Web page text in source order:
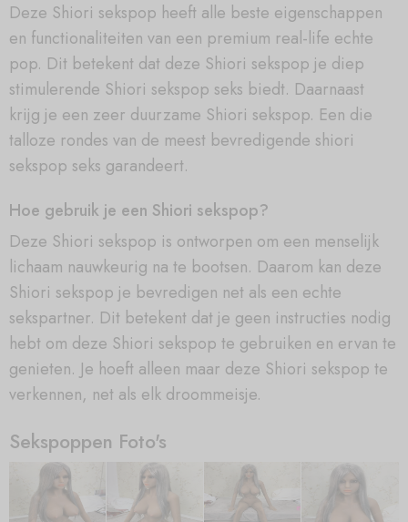
Deze Shiori sekspop heeft alle beste eigenschappen
en functionaliteiten van een premium real-life echte
pop. Dit betekent dat deze Shiori sekspop je diep
stimulerende Shiori sekspop seks biedt. Daarnaast
krijg je een zeer duurzame Shiori sekspop. Een die
talloze rondes van de meest bevredigende shiori
sekspop seks garandeert.
Hoe gebruik je een Shiori sekspop?
Deze Shiori sekspop is ontworpen om een menselijk
lichaam nauwkeurig na te bootsen. Daarom kan deze
Shiori sekspop je bevredigen net als een echte
sekspartner. Dit betekent dat je geen instructies nodig
hebt om deze Shiori sekspop te gebruiken en ervan te
genieten. Je hoeft alleen maar deze Shiori sekspop te
verkennen, net als elk droommeisje.
Sekspoppen Foto's